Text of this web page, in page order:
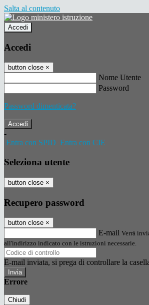
Salta al contenuto
Accedi
Accedi
button close ×
Nome Utente
Password
Password dimenticata?
-
Entra con SPID Entra con CIE
Seleziona utente
button close ×
Recupero password
button close ×
E-mail Verrà
all'indirizzo indicato con le istruzioni necessarie.
E-mail inviata, si prega di controllare la
Errore
Chiudi